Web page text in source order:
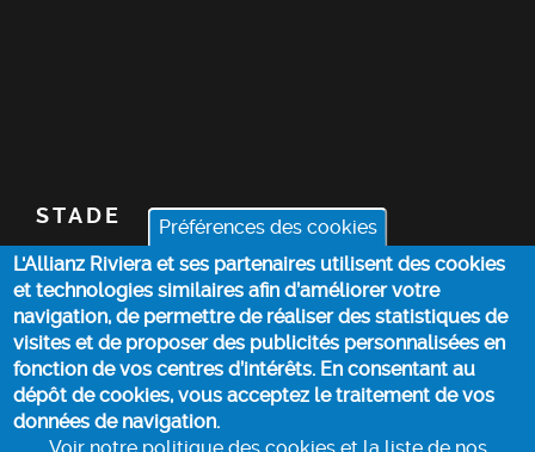
Préférences des cookies
L'Allianz Riviera et ses partenaires utilisent des cookies
et technologies similaires afin d’améliorer votre
navigation, de permettre de réaliser des statistiques de
visites et de proposer des publicités personnalisées en
fonction de vos centres d’intérêts. En consentant au
dépôt de cookies, vous acceptez le traitement de vos
données de navigation.
STADE
BILLETTERIE
ACTUALITÉS
INFOS PRATIQUES